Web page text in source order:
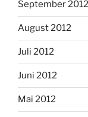
September 2012
August 2012
Juli 2012
Juni 2012
Mai 2012